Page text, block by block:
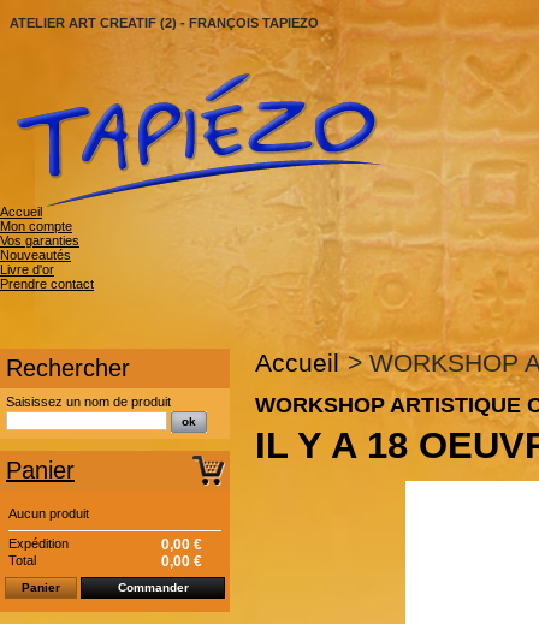
ATELIER ART CREATIF (2) - FRANÇOIS TAPIEZO
Accueil
Mon compte
Vos garanties
Nouveautés
Livre d'or
Prendre contact
Rechercher
Saisissez un nom de produit
Panier
Aucun produit
Expédition 0,00 €
Total 0,00 €
Panier Commander
Accueil > WORKSHOP
WORKSHOP ARTISTIQUE
IL Y A 18